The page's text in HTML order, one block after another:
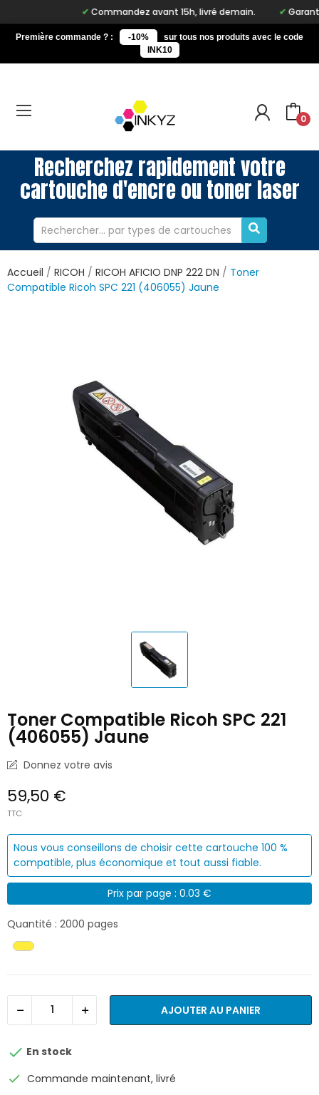
Commandez avant 15h, livré demain. Garantie
Première commande ? : -10%
sur tous nos produits avec le code
INK10
0
Recherchez rapidement votre
cartouche d'encre ou toner laser
Accueil RICOH RICOH AFICIO DNP 222 DN
Toner
Compatible Ricoh SPC 221 (406055) Jaune
Toner Compatible Ricoh SPC 221
(406055) Jaune
Donnez votre avis
59,50 €
TTC
Nous vous conseillons de choisir cette cartouche 100 %
compatible, plus économique et tout aussi fiable.
Prix par page : 0.03 €
Quantité : 2000 pages
AJOUTER AU PANIER
 En stock
check Commande maintenant, livré